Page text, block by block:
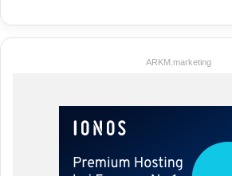
ARKM.marketing